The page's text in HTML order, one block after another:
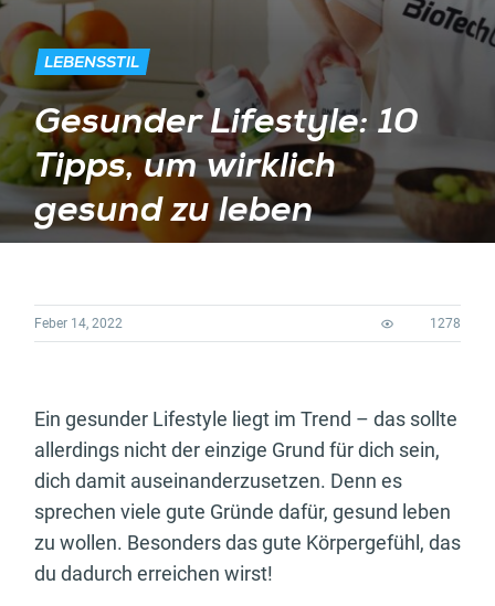
LEBENSSTIL
Gesunder Lifestyle: 10
Tipps, um wirklich
gesund zu leben
Feber 14, 2022 1278
Ein gesunder Lifestyle liegt im Trend – das sollte
allerdings nicht der einzige Grund für dich sein,
dich damit auseinanderzusetzen. Denn es
sprechen viele gute Gründe dafür, gesund leben
zu wollen. Besonders das gute Körpergefühl, das
du dadurch erreichen wirst!